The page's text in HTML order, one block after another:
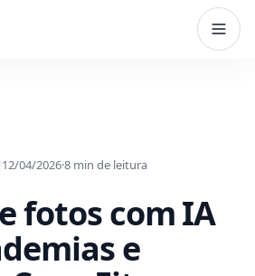
12/04/2026·8 min de leitura
fotos com IA
e